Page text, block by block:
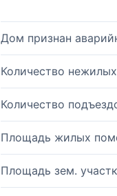
Дом признан
Количество
Количество
Площадь жилых
Площадь зем.